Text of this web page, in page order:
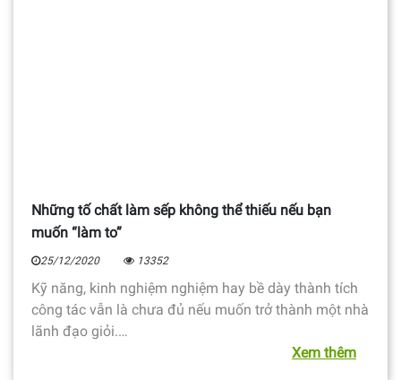
Những tố chất làm sếp không thể thiếu nếu bạn
muốn “làm to”
25/12/2020 13352
Kỹ năng, kinh nghiệm nghiệm hay bề dày thành tích
công tác vẫn là chưa đủ nếu muốn trở thành một nhà
lãnh đạo giỏi.…
Xem thêm